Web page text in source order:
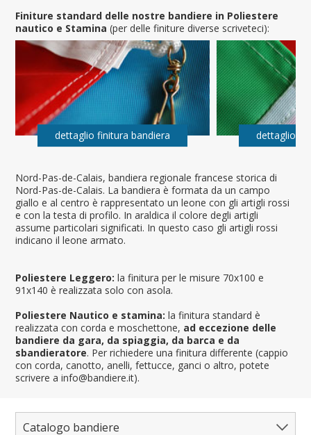
Nord-Pas-de-Calais, bandiera regionale francese storica di
Nord-Pas-de-Calais. La bandiera è formata da un campo
giallo e al centro è rappresentato un leone con gli artigli rossi
e con la testa di profilo. In araldica il colore degli artigli
assume particolari significati. In questo caso gli artigli rossi
indicano il leone armato.
Poliestere Leggero: la finitura per le misure 70x100 e
91x140 è realizzata solo con asola.
Poliestere Nautico e stamina: la finitura standard è
realizzata con corda e moschettone, ad eccezione delle
bandiere da gara, da spiaggia, da barca e da
sbandieratore. Per richiedere una finitura differente (cappio
con corda, canotto, anelli, fettucce, ganci o altro, potete
scrivere a info@bandiere.it).
Finiture standard delle nostre bandiere in Poliestere
nautico e Stamina(per delle finiture diverse scriveteci):
dettaglio finitura bandiera dettaglio
Catalogo bandiere